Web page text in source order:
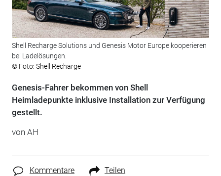
Shell Recharge Solutions und Genesis Motor Europe kooperieren
bei Ladelösungen.
© Foto: Shell Recharge
Genesis-Fahrer bekommen von Shell
Heimladepunkte inklusive Installation zur Verfügung
gestellt.
von AH
Kommentare Teilen